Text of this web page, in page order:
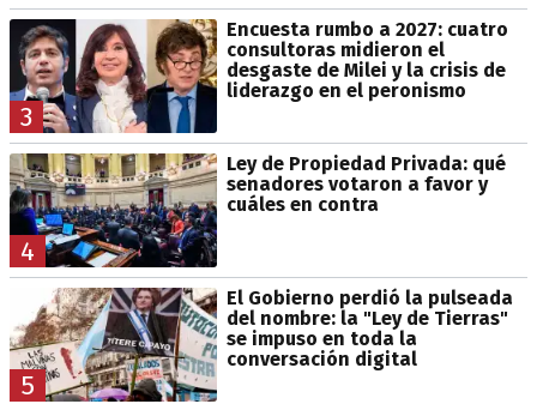
3
Encuesta rumbo a 2027: cuatro
consultoras midieron el
desgaste de Milei y la crisis de
liderazgo en el peronismo
4
Ley de Propiedad Privada: qué
senadores votaron a favor y
cuáles en contra
5
El Gobierno perdió la pulseada
del nombre: la "Ley de Tierras"
se impuso en toda la
conversación digital